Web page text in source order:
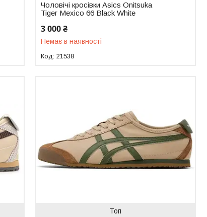
Чоловічі кросівки Asics Onitsuka
Tiger Mexico 66 Black White
3 000 ₴
Немає в наявності
21538
Топ